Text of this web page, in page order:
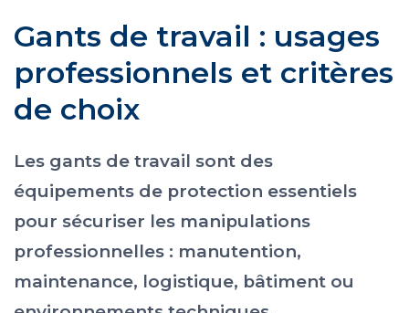
Gants de travail : usages
professionnels et critères
de choix
Les gants de travail sont des
équipements de protection essentiels
pour sécuriser les manipulations
professionnelles : manutention,
maintenance, logistique, bâtiment ou